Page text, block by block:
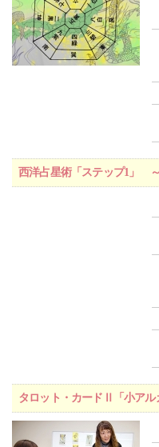
西洋占星術「ステップ1」
タロット・カードⅡ「小ア